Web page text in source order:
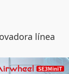
línea